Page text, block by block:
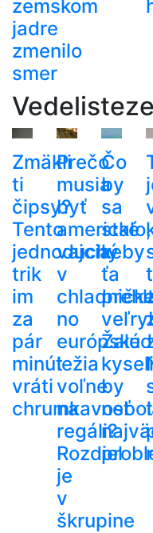
zemskom
jadre
zmenilo
smer
Zmäkli
ti
čipsy?
Tento
jednoduchý
trik
im
za
pár
minút
vráti
chrumkavosť
Prečo
musia
byť
americké
vajcia
v
no
európske
ležia
voľne
na
regáli?
Rozdiel
je
v
škrupine
Čo
by
sa
stalo,
keby
ťa
by